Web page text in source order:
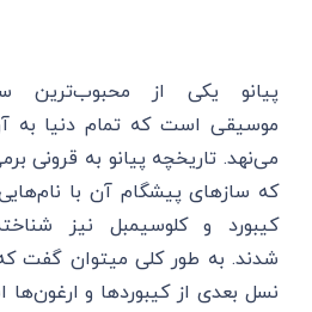
پیانو یکی از محبوب‌ترین
موسیقی است که تمام دنیا به
می‌نهد. تاریخچه پیانو به قرونی
که سازهای پیشگام آن با نام‌هایی
کیبورد و کلوسیمبل نیز
شدند. به طور کلی میتوان گفت که
نسل بعدی از کیبورد‌ها و